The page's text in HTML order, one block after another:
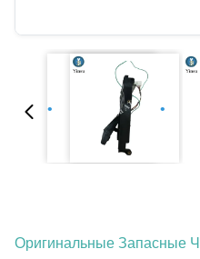
Оригинальные Запасные